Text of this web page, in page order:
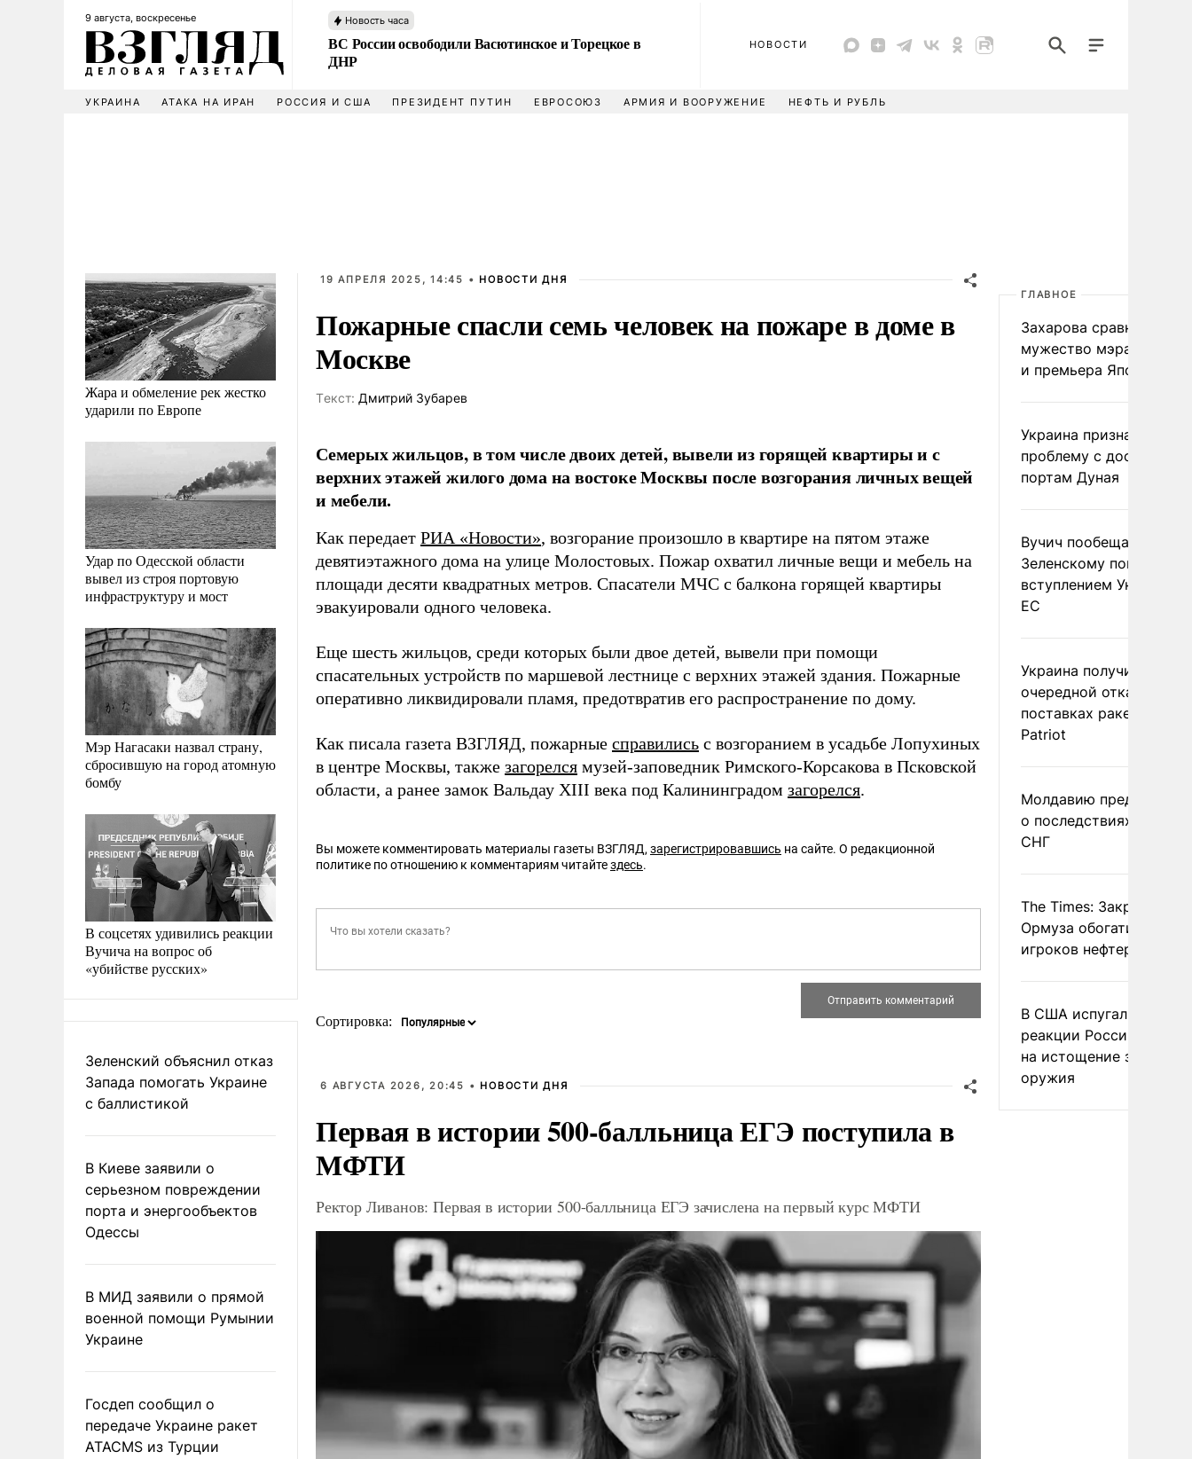
9 августа, воскресенье Новость часа
ВС России освободили Васютинское и Торецкое в
ДНР
НОВОСТИ
УКРАИНА АТАКА НА ИРАН РОССИЯ И США ПРЕЗИДЕНТ ПУТИН ЕВРОСОЮЗ АРМИЯ И ВООРУЖЕНИЕ НЕФТЬ И РУБЛЬ
Жара и обмеление рек жестко
ударили по Европе
Удар по Одесской области
вывел из строя портовую
инфраструктуру и мост
Мэр Нагасаки назвал страну,
сбросившую на город атомную
бомбу
В соцсетях удивились реакции
Вучича на вопрос об
«убийстве русских»
Зеленский объяснил отказ
Запада помогать Украине
с баллистикой
В Киеве заявили о
серьезном повреждении
порта и энергообъектов
Одессы
В МИД заявили о прямой
военной помощи Румынии
Украине
Госдеп сообщил о
передаче Украине ракет
ATACMS из Турции
19 АПРЕЛЯ 2025, 14:45 • НОВОСТИ ДНЯ
Пожарные спасли семь человек на пожаре в доме в
Москве
Tекст: Дмитрий Зубарев
Семерых жильцов, в том числе двоих детей, вывели из горящей квартиры и с
верхних этажей жилого дома на востоке Москвы после возгорания личных вещей
и мебели.
Как передает РИА «Новости», возгорание произошло в квартире на пятом этаже
девятиэтажного дома на улице Молостовых. Пожар охватил личные вещи и мебель на
площади десяти квадратных метров. Спасатели МЧС с балкона горящей квартиры
эвакуировали одного человека.
Еще шесть жильцов, среди которых были двое детей, вывели при помощи
спасательных устройств по маршевой лестнице с верхних этажей здания. Пожарные
оперативно ликвидировали пламя, предотвратив его распространение по дому.
Как писала газета ВЗГЛЯД, пожарные справились с возгоранием в усадьбе Лопухиных
в центре Москвы, также загорелся музей-заповедник Римского-Корсакова в Псковской
области, а ранее замок Вальдау XIII века под Калининградом загорелся.
Вы можете комментировать материалы газеты ВЗГЛЯД, зарегистрировавшись на сайте. О редакционной
политике по отношению к комментариям читайтездесь.
Сортировка:
6 АВГУСТА 2026, 20:45 • НОВОСТИ ДНЯ
Первая в истории 500-балльница ЕГЭ поступила в
МФТИ
Ректор Ливанов: Первая в истории 500-балльница ЕГЭ зачислена на первый курс МФТИ
ГЛАВНОЕ
Захарова сравнила
мужество мэра
и премьера Японии
Украина признала
проблему с доступом к
портам Дуная
Вучич пообещал
Зеленскому помочь со
вступлением Украины в
ЕС
Украина получила
очередной отказ в
поставках ракет для
Patriot
Молдавию
о последствиях выхода
СНГ
The Times: Закрытие
Ормуза обогатило
игроков нефтерынка
В США испугались
реакции России и
на истощение запасов
оружия